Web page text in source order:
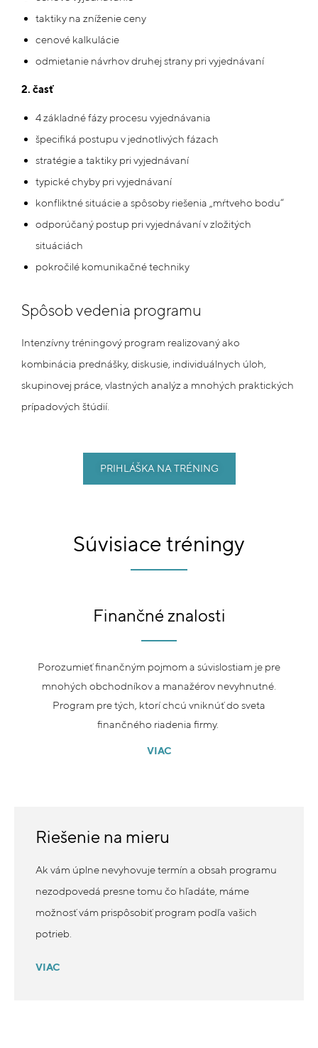
taktiky na zníženie ceny
cenové kalkulácie
odmietanie návrhov druhej strany pri vyjednávaní
2. časť
4 základné fázy procesu vyjednávania
špecifiká postupu v jednotlivých fázach
stratégie a taktiky pri vyjednávaní
typické chyby pri vyjednávaní
konfliktné situácie a spôsoby riešenia „mŕtveho bodu“
odporúčaný postup pri vyjednávaní v zložitých
situáciách
pokročilé komunikačné techniky
Spôsob vedenia programu
Intenzívny tréningový program realizovaný ako
kombinácia prednášky, diskusie, individuálnych úloh,
skupinovej práce, vlastných analýz a mnohých praktických
prípadových štúdií.
PRIHLÁŠKA NA TRÉNING
Súvisiace tréningy
Finančné znalosti
Porozumieť finančným pojmom a súvislostiam je pre
mnohých obchodníkov a manažérov nevyhnutné.
Program pre tých, ktorí chcú vniknúť do sveta
finančného riadenia firmy.
VIAC
Riešenie na mieru
Ak vám úplne nevyhovuje termín a obsah programu
nezodpovedá presne tomu čo hľadáte, máme
možnosť vám prispôsobiť program podľa vašich
potrieb.
VIAC